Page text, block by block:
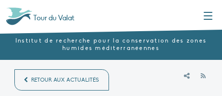
Tour du Valat
Institut de recherche pour la conservation des zones
humides méditerranéennes
RETOUR AUX ACTUALITÉS